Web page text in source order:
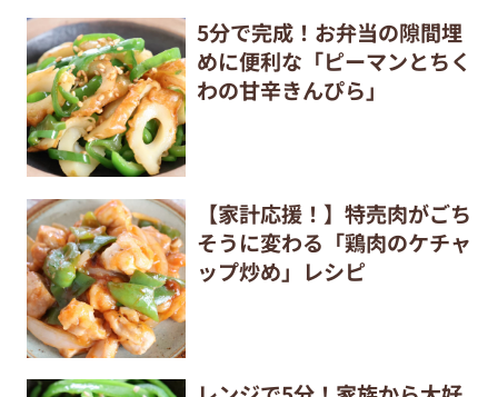
5分で完成！お弁当の隙間埋
めに便利な「ピーマンとちく
わの甘辛きんぴら」
【家計応援！】特売肉がごち
そうに変わる「鶏肉のケチャ
ップ炒め」レシピ